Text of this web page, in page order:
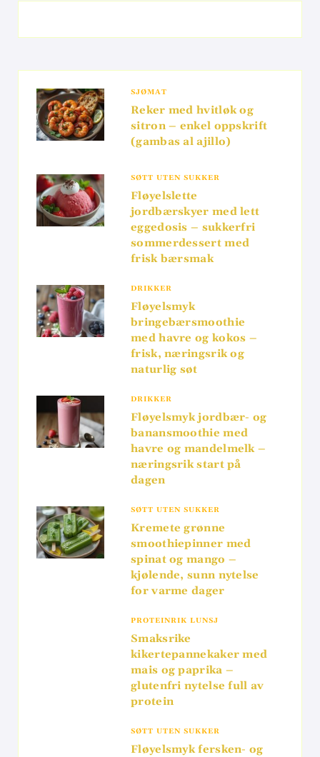
SJØMAT
Reker med hvitløk og
sitron – enkel oppskrift
(gambas al ajillo)
SØTT UTEN SUKKER
Fløyelslette
jordbærskyer med lett
eggedosis – sukkerfri
sommerdessert med
frisk bærsmak
DRIKKER
Fløyelsmyk
bringebærsmoothie
med havre og kokos –
frisk, næringsrik og
naturlig søt
DRIKKER
Fløyelsmyk jordbær- og
banansmoothie med
havre og mandelmelk –
næringsrik start på
dagen
SØTT UTEN SUKKER
Kremete grønne
smoothiepinner med
spinat og mango –
kjølende, sunn nytelse
for varme dager
PROTEINRIK LUNSJ
Smaksrike
kikertepannekaker med
mais og paprika –
glutenfri nytelse full av
protein
SØTT UTEN SUKKER
Fløyelsmyk fersken- og